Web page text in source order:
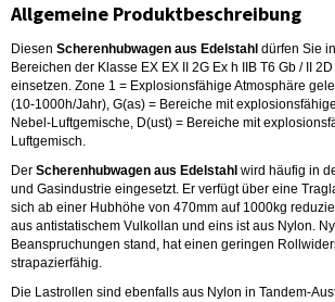
Allgemeine Produktbeschreibung
Diesen Scherenhubwagen aus Edelstahl dürfen Sie
Bereichen der Klasse EX EX II 2G Ex h IIB T6 Gb / II
einsetzen. Zone 1 = Explosionsfähige Atmosphäre
(10-1000h/Jahr), G(as) = Bereiche mit
Nebel-Luftgemische, D(ust) = Bereiche mit
Luftgemisch.
Der Scherenhubwagen aus Edelstahl wird häufig in
und Gasindustrie eingesetzt. Er verfügt über eine
sich ab einer Hubhöhe von 470mm auf 1000kg
aus antistatischem Vulkollan und eins ist aus Nylon.
Beanspruchungen stand, hat einen geringen
strapazierfähig.
Die Lastrollen sind ebenfalls aus Nylon in Tandem-